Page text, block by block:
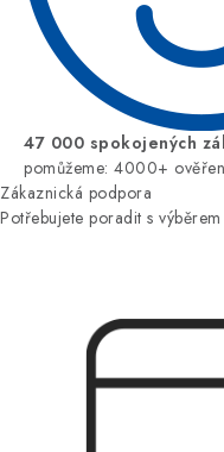
47 000 spokojených
pomůžeme: 4000+
Zákaznická podpora
Potřebujete poradit s